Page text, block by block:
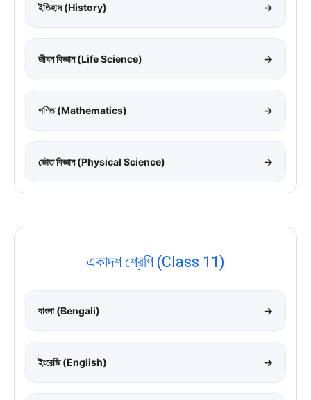
ইতিহাস (History) →
জীবন বিজ্ঞান (Life Science) →
গণিত (Mathematics) →
ভৌত বিজ্ঞান (Physical Science) →
একাদশ শ্রেণি (Class 11)
বাংলা (Bengali) →
ইংরেজি (English) →